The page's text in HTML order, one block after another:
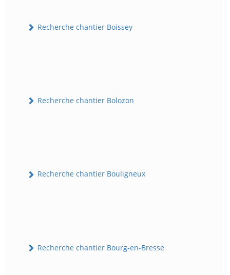
Recherche chantier Boissey
Recherche chantier Bolozon
Recherche chantier Bouligneux
Recherche chantier Bourg-en-Bresse